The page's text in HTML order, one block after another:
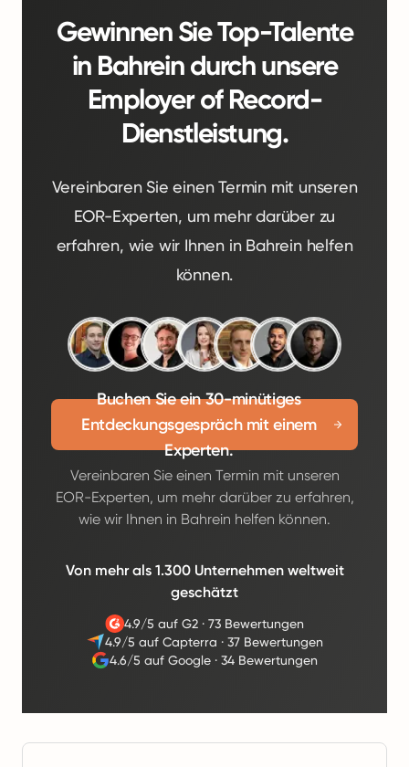
Gewinnen Sie Top-Talente
in Bahrein durch unsere
Employer of Record-
Dienstleistung.
Vereinbaren Sie einen Termin mit unseren
EOR-Experten, um mehr darüber zu
erfahren, wie wir Ihnen in Bahrein helfen
können.
Buchen Sie ein 30-minütiges
Entdeckungsgespräch mit einem
Experten.
Vereinbaren Sie einen Termin mit unseren
EOR-Experten, um mehr darüber zu erfahren,
wie wir Ihnen in Bahrein helfen können.
Von mehr als 1.300 Unternehmen weltweit
geschätzt
4.9/5 auf G2· 73 Bewertungen
4.9/5 auf Capterra · 37 Bewertungen
4.6/5 auf Google ·34 Bewertungen